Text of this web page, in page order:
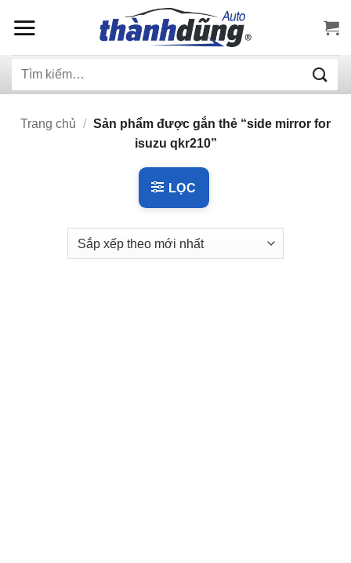
qua
dung
Tìm
Trang chủ / Sản phẩm được gắn thẻ “side mirror for
isuzu qkr210”
LỌC